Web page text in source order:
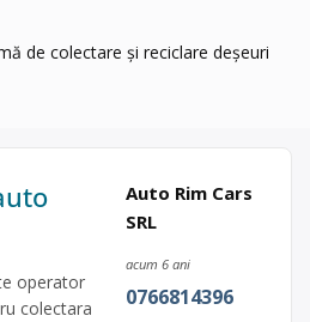
de colectare și reciclare deșeuri
operator
colectara
Auto Rim Cars
SRL
acum 6 ani
0766814396